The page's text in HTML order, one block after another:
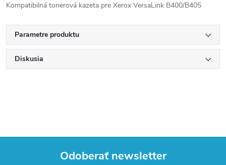
Kompatibilná tonerová kazeta pre Xerox VersaLink B400/B405
Parametre produktu
Diskusia
Odoberať newsletter